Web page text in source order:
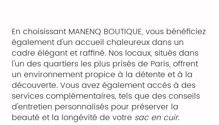
En choisissant MANENQ BOUTIQUE, vous bénéficiez
également d'un accueil chaleureux dans un
cadre élégant et raffiné. Nos locaux, situés dans
l'un des quartiers les plus prisés de Paris, offrent
un environnement propice à la détente et à la
découverte. Vous avez également accès à des
services complémentaires, tels que des conseils
d'entretien personnalisés pour préserver la
beauté et la longévité de votre sac en cuir.